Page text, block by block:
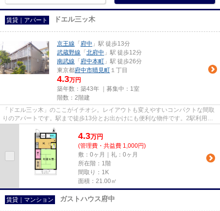
賃貸｜アパート ドエル三ッ木
京王線 「 府中 」駅 徒歩13分
武蔵野線 「 北府中 」駅 徒歩12分
南武線 「 府中本町 」駅 徒歩26分
東京都府中市晴見町 １丁目
4.3万円
築年数：築43年 ｜募集中： 1室
階数：2階建
「ドエル三ッ木」のここがイチオシ。レイアウトも変えやすいコンパクトな間取
りのアパートです。駅まで徒歩13分とお出かけにも便利な物件です。2駅利用可
能な物件なので、用途や行き先...
4.3万円
(管理費・共益費 1,000円)
敷：0ヶ月｜礼：0ヶ月
所在階：1階
間取り：1K
面積：21.00㎡
賃貸｜マンション ガストハウス府中